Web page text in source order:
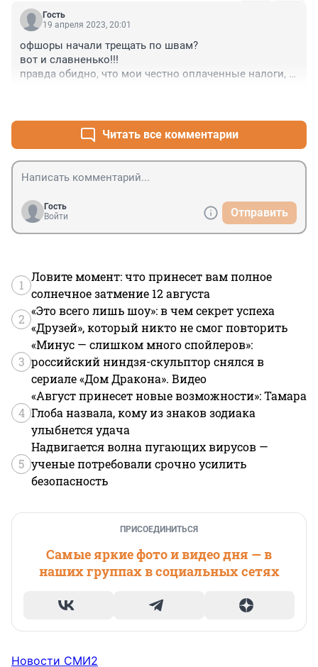
Гость
19 апреля 2023, 20:01
офшоры начали трещать по швам?
вот и славненько!!!
правда обидно, что мои честно оплаченные налоги,
Читать все комментарии
Гость
Войти
Отправить
1
Ловите момент: что принесет вам полное
солнечное затмение 12 августа
2
«Это всего лишь шоу»: в чем секрет успеха
«Друзей», который никто не смог повторить
3
«Минус — слишком много спойлеров»:
российский ниндзя-скульптор снялся в
сериале «Дом Дракона». Видео
4
«Август принесет новые возможности»: Тамара
Глоба назвала, кому из знаков зодиака
улыбнется удача
5
Надвигается волна пугающих вирусов —
ученые потребовали срочно усилить
безопасность
ПРИСОЕДИНИТЬСЯ
Самые яркие фото и видео дня — в
наших группах в социальных сетях
Новости СМИ2